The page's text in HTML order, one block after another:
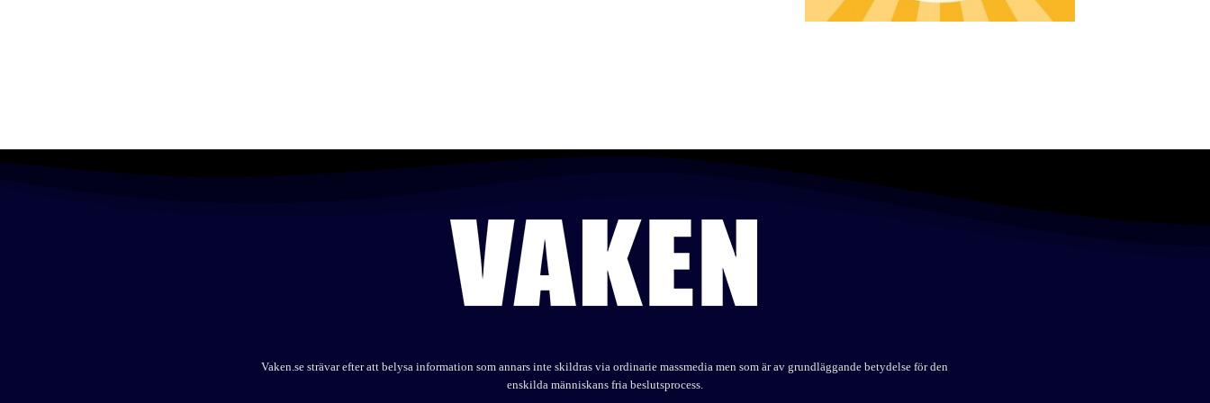
Vaken.se strävar efter att belysa information som annars inte skildras via ordinarie massmedia men som är av grundläggande betydelse för den
enskilda människans fria beslutsprocess.